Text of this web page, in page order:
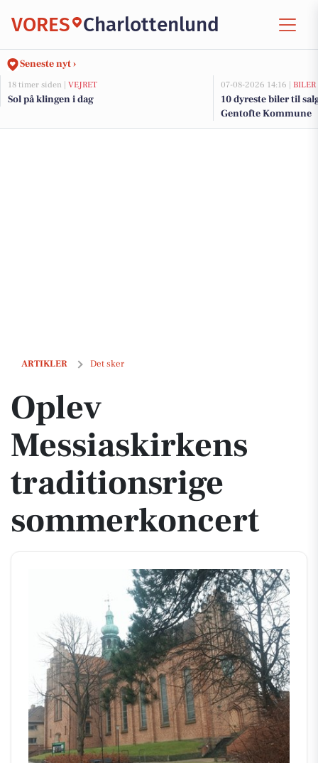
VORES Charlottenlund
Seneste nyt ›
18 timer siden | VEJRET
Sol på klingen i dag
07-08-2026 14:16 | BILER
10 dyreste biler til
Gentofte Kommune
ARTIKLER Det sker
Oplev Messiaskirkens traditionsrige sommerkoncert
Oplev
Messiaskirkens
traditionsrige
sommerkoncert